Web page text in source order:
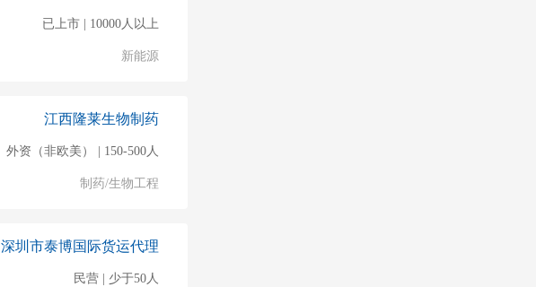
已上市 | 10000人以上
新能源
江西隆莱生物制药
外资（非欧美） | 150-500人
制药/生物工程
深圳市泰博国际货运代理
民营 | 少于50人